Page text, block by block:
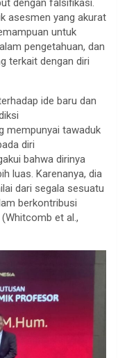
dengan falsifikasi.
asesmen yang akurat
untuk
pengetahuan, dan
terkait dengan diri
ide baru dan
mempunyai tawaduk
diri
bahwa dirinya
luas. Karenanya, dia
dari segala sesuatu
berkontribusi
et al.,